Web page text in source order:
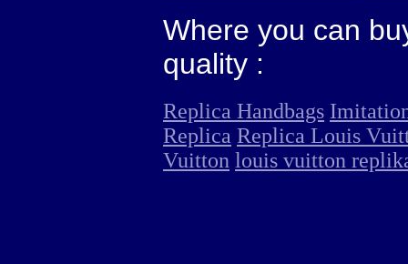
Where you can
quality :
Replica Handbags
Replica Replica Louis
Vuitton louis vuitton